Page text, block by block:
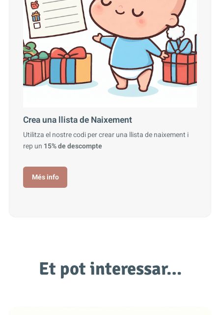
Crea una llista de Naixement
Utilitza el nostre codi per crear una llista de naixement i
rep un 15% de descompte
Més info
Et pot interessar…